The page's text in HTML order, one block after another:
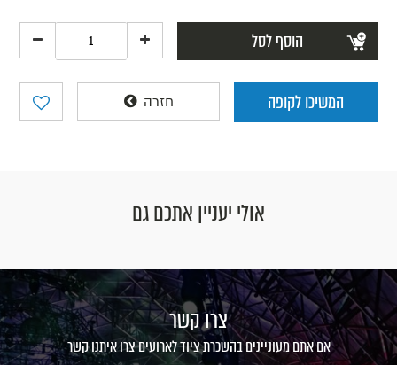
הוסף לסל
המשיכו לקופה חזרה
אולי יעניין אתכם גם
צרו קשר
אם אתם מעוניינים בהשכרת ציוד לארועים צרו איתנו קשר